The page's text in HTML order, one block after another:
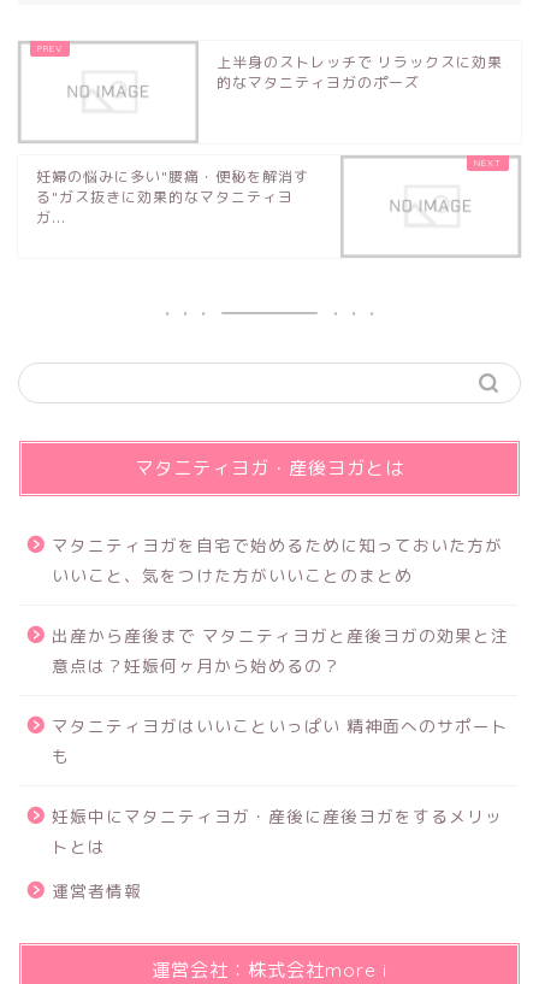
上半身のストレッチで リラックスに効果
的なマタニティヨガのポーズ
妊婦の悩みに多い"腰痛・便秘を解消す
る"ガス抜きに効果的なマタニティヨ
ガ...
マタニティヨガ・産後ヨガとは
マタニティヨガを自宅で始めるために知っておいた方が
いいこと、気をつけた方がいいことのまとめ
出産から産後まで マタニティヨガと産後ヨガの効果と注
意点は？妊娠何ヶ月から始めるの？
マタニティヨガはいいこといっぱい 精神面へのサポート
も
妊娠中にマタニティヨガ・産後に産後ヨガをするメリッ
トとは
運営者情報
運営会社：株式会社more i